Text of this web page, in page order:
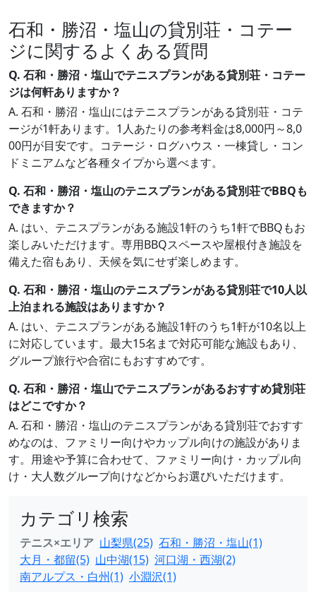
石和・勝沼・塩山の貸別荘・コテー
ジに関するよくある質問
Q. 石和・勝沼・塩山でテニスプランがある貸別荘・コテー
ジは何軒ありますか？
A. 石和・勝沼・塩山にはテニスプランがある貸別荘・コテ
ージが1軒あります。1人あたりの参考料金は8,000円～8,0
00円が目安です。コテージ・ログハウス・一棟貸し・コン
ドミニアムなど各種タイプから選べます。
Q. 石和・勝沼・塩山のテニスプランがある貸別荘でBBQも
できますか？
A. はい、テニスプランがある施設1軒のうち1軒でBBQもお
楽しみいただけます。専用BBQスペースや屋根付き施設を
備えた宿もあり、天候を気にせず楽しめます。
Q. 石和・勝沼・塩山のテニスプランがある貸別荘で10人以
上泊まれる施設はありますか？
A. はい、テニスプランがある施設1軒のうち1軒が10名以上
に対応しています。最大15名まで対応可能な施設もあり、
グループ旅行や合宿にもおすすめです。
Q. 石和・勝沼・塩山でテニスプランがあるおすすめ貸別荘
はどこですか？
A. 石和・勝沼・塩山のテニスプランがある貸別荘でおすす
めなのは、ファミリー向けやカップル向けの施設がありま
す。用途や予算に合わせて、ファミリー向け・カップル向
け・大人数グループ向けなどからお選びいただけます。
カテゴリ検索
テニス×エリア 山梨県(25) 石和・勝沼・塩山(1)
大月・都留(5) 山中湖(15) 河口湖・西湖(2)
南アルプス・白州(1) 小淵沢(1)